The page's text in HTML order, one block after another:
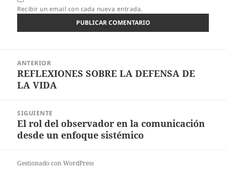
Recibir un email con cada nueva entrada.
entradas
ANTERIOR
Entrada
anterior:
REFLEXIONES SOBRE LA DEFENSA DE
LA VIDA
SIGUIENTE
Entrada
siguiente:
El rol del observador en la comunicación
desde un enfoque sistémico
Gestionado con WordPress